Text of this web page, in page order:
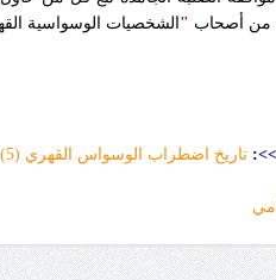
من أصحاب " الشخصيات الوسواسية
تاريخ اضطراب الوسواس القهري (5
)